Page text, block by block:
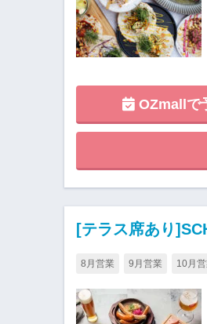
OZmallで
[テラス席あり
8月営業 9月営業 10月